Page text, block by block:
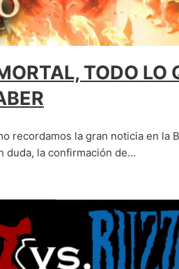
TODO LO
recordamos la gran noticia en la
duda, la confirmación de…